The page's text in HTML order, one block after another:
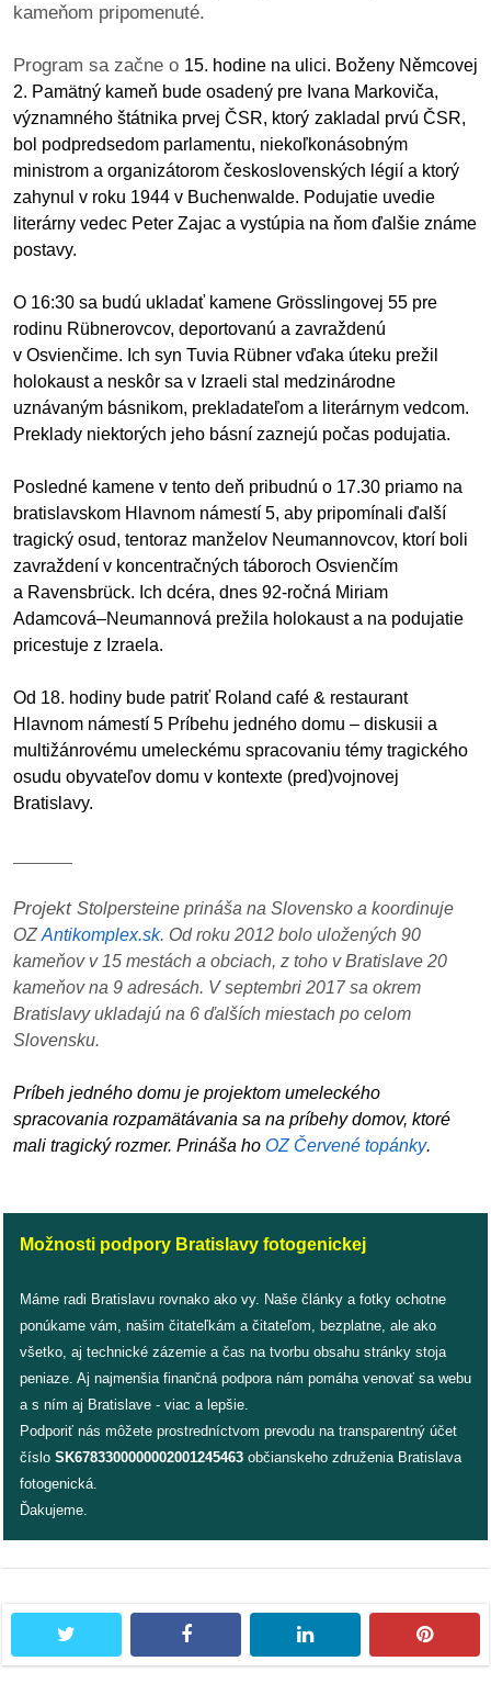
vychádzky
knihy
výstavy
podporili
nás
kameňom pripomenuté.
Program sa začne o 15. hodine na ulici. Boženy Němcovej
2. Pamätný kameň bude osadený pre Ivana Markoviča,
významného štátnika prvej ČSR, ktorý zakladal prvú ČSR,
bol podpredsedom parlamentu, niekoľkonásobným
ministrom a organizátorom československých légií a ktorý
zahynul v roku 1944 v Buchenwalde. Podujatie uvedie
literárny vedec Peter Zajac a vystúpia na ňom ďalšie známe
postavy.
O 16:30 sa budú ukladať kamene Grösslingovej 55 pre
rodinu Rübnerovcov, deportovanú a zavraždenú
v Osvienčime. Ich syn Tuvia Rübner vďaka úteku prežil
holokaust a neskôr sa v Izraeli stal medzinárodne
uznávaným básnikom, prekladateľom a literárnym vedcom.
Preklady niektorých jeho básní zaznejú počas podujatia.
Posledné kamene v tento deň pribudnú o 17.30 priamo na
bratislavskom Hlavnom námestí 5, aby pripomínali ďalší
tragický osud, tentoraz manželov Neumannovcov, ktorí boli
zavraždení v koncentračných táboroch Osvienčím
a Ravensbrück. Ich dcéra, dnes 92-ročná Miriam
Adamcová–Neumannová prežila holokaust a na podujatie
pricestuje z Izraela.
Od 18. hodiny bude patriť Roland café & restaurant
Hlavnom námestí 5 Príbehu jedného domu – diskusii a
multižánrovému umeleckému spracovaniu témy tragického
osudu obyvateľov domu v kontexte (pred)vojnovej
Bratislavy.
Projekt Stolpersteine prináša na Slovensko a koordinuje
OZ Antikomplex.sk. Od roku 2012 bolo uložených 90
kameňov v 15 mestách a obciach, z toho v Bratislave 20
kameňov na 9 adresách. V septembri 2017 sa okrem
Bratislavy ukladajú na 6 ďalších miestach po celom
Slovensku.
Príbeh jedného domu je projektom umeleckého
spracovania rozpamätávania sa na príbehy domov, ktoré
mali tragický rozmer. Prináša ho OZ Červené topánky.
Možnosti podpory Bratislavy fotogenickej
Máme radi Bratislavu rovnako ako vy. Naše články a fotky ochotne
ponúkame vám, našim čitateľkám a čitateľom, bezplatne, ale ako
všetko, aj technické zázemie a čas na tvorbu obsahu stránky stoja
peniaze. Aj najmenšia finančná podpora nám pomáha venovať sa webu
a s ním aj Bratislave - viac a lepšie.
Podporiť nás môžete prostredníctvom prevodu na transparentný účet
číslo SK6783300000002001245463 občianskeho združenia Bratislava
fotogenická.
Ďakujeme.
facebook linkedin